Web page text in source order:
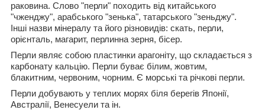
раковина. Слово "перли" походить від китайського
"чженджу", арабського "зенька", татарського "зеньджу".
Інші назви мінералу та його різновидів: скать, перли,
орієнталь, магарит, перлинна зерня, бісер.
Перли являє собою пластинки арагоніту, що складається з
карбонату кальцію. Перли буває білим, жовтим,
блакитним, червоним, чорним. Є морські та річкові перли.
Перли добувають у теплих морях біля берегів Японії,
Австралії, Венесуели та ін.